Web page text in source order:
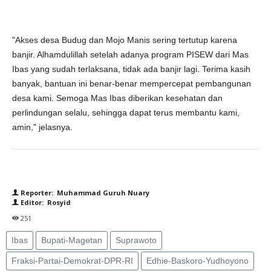
"Akses desa Budug dan Mojo Manis sering tertutup karena
banjir. Alhamdulillah setelah adanya program PISEW dari Mas
Ibas yang sudah terlaksana, tidak ada banjir lagi. Terima kasih
banyak, bantuan ini benar-benar mempercepat pembangunan
desa kami. Semoga Mas Ibas diberikan kesehatan dan
perlindungan selalu, sehingga dapat terus membantu kami,
amin," jelasnya.
Reporter: Muhammad Guruh Nuary
Editor: Rosyid
251
Ibas Bupati-Magetan Suprawoto
Fraksi-Partai-Demokrat-DPR-RI Edhie-Baskoro-Yudhoyono